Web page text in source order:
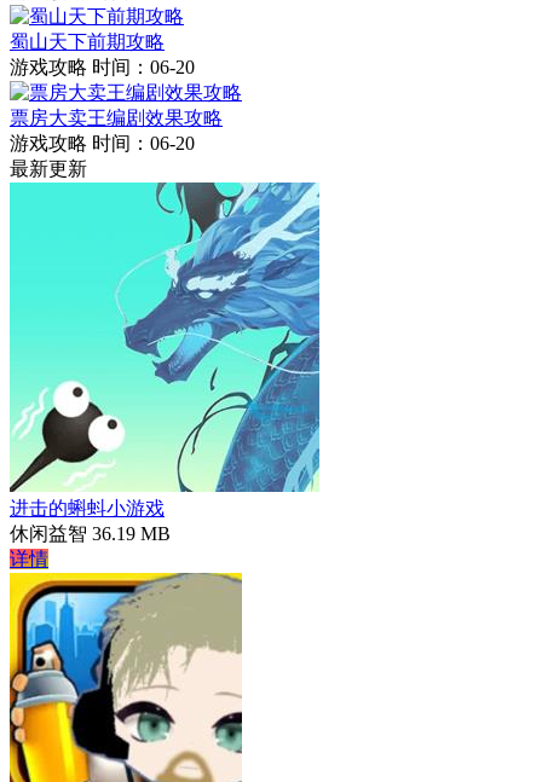
蜀山天下前期攻略
游戏攻略 时间：06-20
票房大卖王编剧效果攻略
游戏攻略 时间：06-20
最新更新
进击的蝌蚪小游戏
休闲益智 36.19 MB
详情